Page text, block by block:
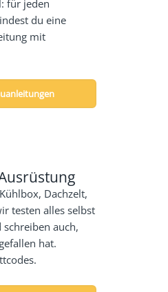
für jeden
du eine
mit
Dachzelt,
testen alles selbst
schreiben auch,
hat.